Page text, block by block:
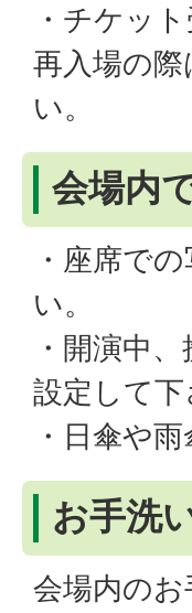
・チケッ
再入場の
い。
会場内
・座席で
い。
・開演中
設定して下
・日傘や
お手洗
会場内の